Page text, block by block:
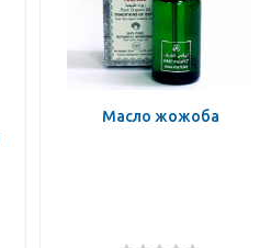
Масло жожоба